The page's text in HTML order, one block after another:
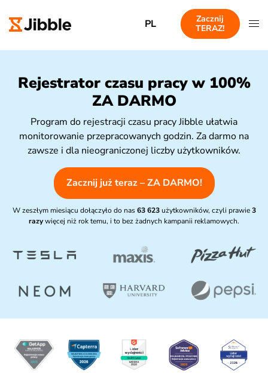
PL
Zacznij
TERAZ!
Rejestrator czasu pracy w 100%
ZA DARMO
Program do rejestracji czasu pracy Jibble ułatwia
monitorowanie przepracowanych godzin. Za darmo na
zawsze i dla nieograniczonej liczby użytkowników.
Zacznij już teraz – ZA DARMO!
W zeszłym miesiącu dołączyło do nas 63 623 użytkowników, czyli prawie 3
razywięcej niż rok temu, i to bez żadnych kampanii reklamowych.